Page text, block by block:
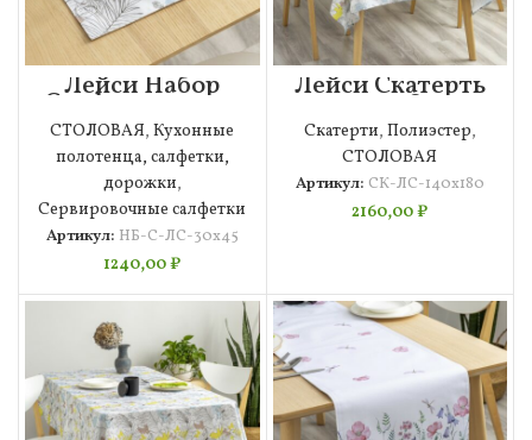
Лейси Набор
Салфеток 30х45
СТОЛОВАЯ,Кухонные
полотенца, салфетки,
дорожки,
Сервировочные салфетки
Артикул: НБ-С-ЛС-30х45
1240,00₽
Лейси Скатерть
140х180
Скатерти, Полиэстер,
СТОЛОВАЯ
Артикул: СК-ЛС-140х180
2160,00₽